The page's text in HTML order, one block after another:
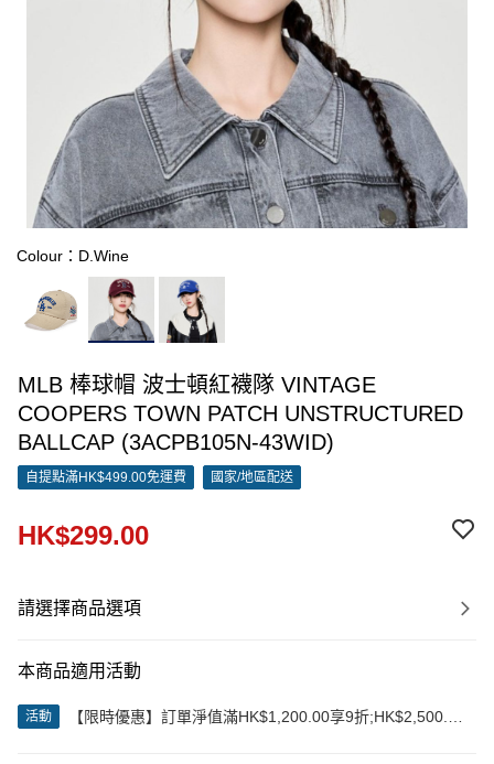
Colour：D.Wine
MLB 棒球帽 波士頓紅襪隊 VINTAGE
COOPERS TOWN PATCH UNSTRUCTURED
BALLCAP (3ACPB105N-43WID)
自提點滿HK$499.00免運費 國家/地區配送
HK$299.00
請選擇商品選項
本商品適用活動
活動
【限時優惠】訂單淨值滿HK$1,200.00享9折;HK$2,500.00